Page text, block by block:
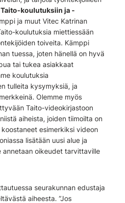
koulutuksiin ja -
ja muut Vitec Katrinan
koulutuksia miettiessään
toiveita. Kämppi
tuessa, joten hänellä on hyvä
tai tukea asiakkaat
koulutuksia
tulleita kysymyksiä, ja
Olemme myös
Taito-videokirjastoon
aiheista, joiden tiimoilta on
esimerkiksi videon
lisätään uusi alue ja
annetaan oikeudet tarvittaville
seurakunnan edustaja
aiheesta. ”Jos